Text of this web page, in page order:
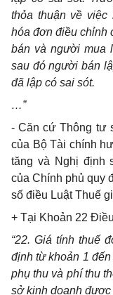
thỏa thuận về
hóa đơn điều chỉnh
bán và người mua
sau đó người bán
đã lập có sai sót.
…”
- Căn cứ Thông tư
của Bộ Tài chính
tăng và Nghị định
của Chính phủ quy
số điều Luật Thuế
+ Tại Khoản 22
“22. Giá tính thuế
định từ khoản 1
phụ thu và phí thu
sở kinh doanh